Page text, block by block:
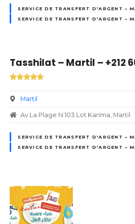
SERVICE DE TRANSFERT D'ARGENT –
SERVICE DE TRANSFERT D'ARGENT –
Tasshilat – Martil – +212
Martil
Av La Plage N 103 Lot Karima, Martil
SERVICE DE TRANSFERT D'ARGENT –
SERVICE DE TRANSFERT D'ARGENT –